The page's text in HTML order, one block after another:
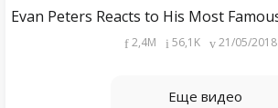
2,4M 56,1K 21/05/2018
Еще видео